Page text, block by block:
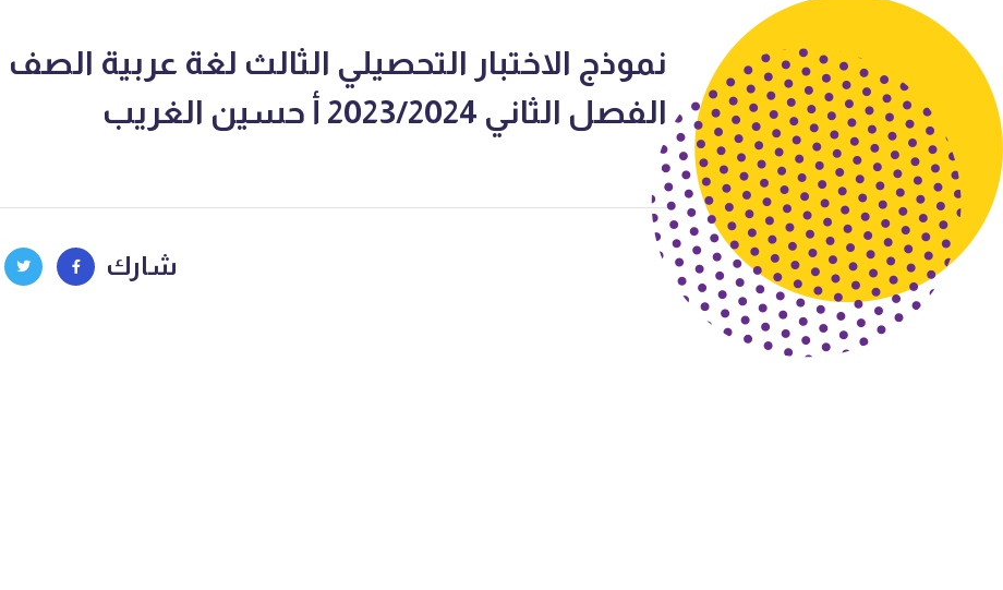
نموذج الاختبار التحصيلي الثالث لغة عربية الصف
الفصل الثاني 2023/2024 أ حسين الغريب
شارك